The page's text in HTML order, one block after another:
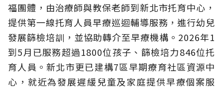
福團體，由治療師與教保老師到新北市托育中心，
提供第一線托育人員早療巡迴輔導服務，進行幼兒
發展篩檢培訓，並協助轉介至早療機構。2026年1
到5月已服務超過1800位孩子、篩檢培力846位托
育人員。新北市更已建構7區早期療育社區資源中
心，就近為發展遲緩兒童及家庭提供早療個案服